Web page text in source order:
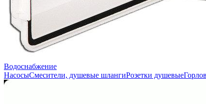
Водоснабжение
НасосыСмесители, душевые шлангиРозетки душевые